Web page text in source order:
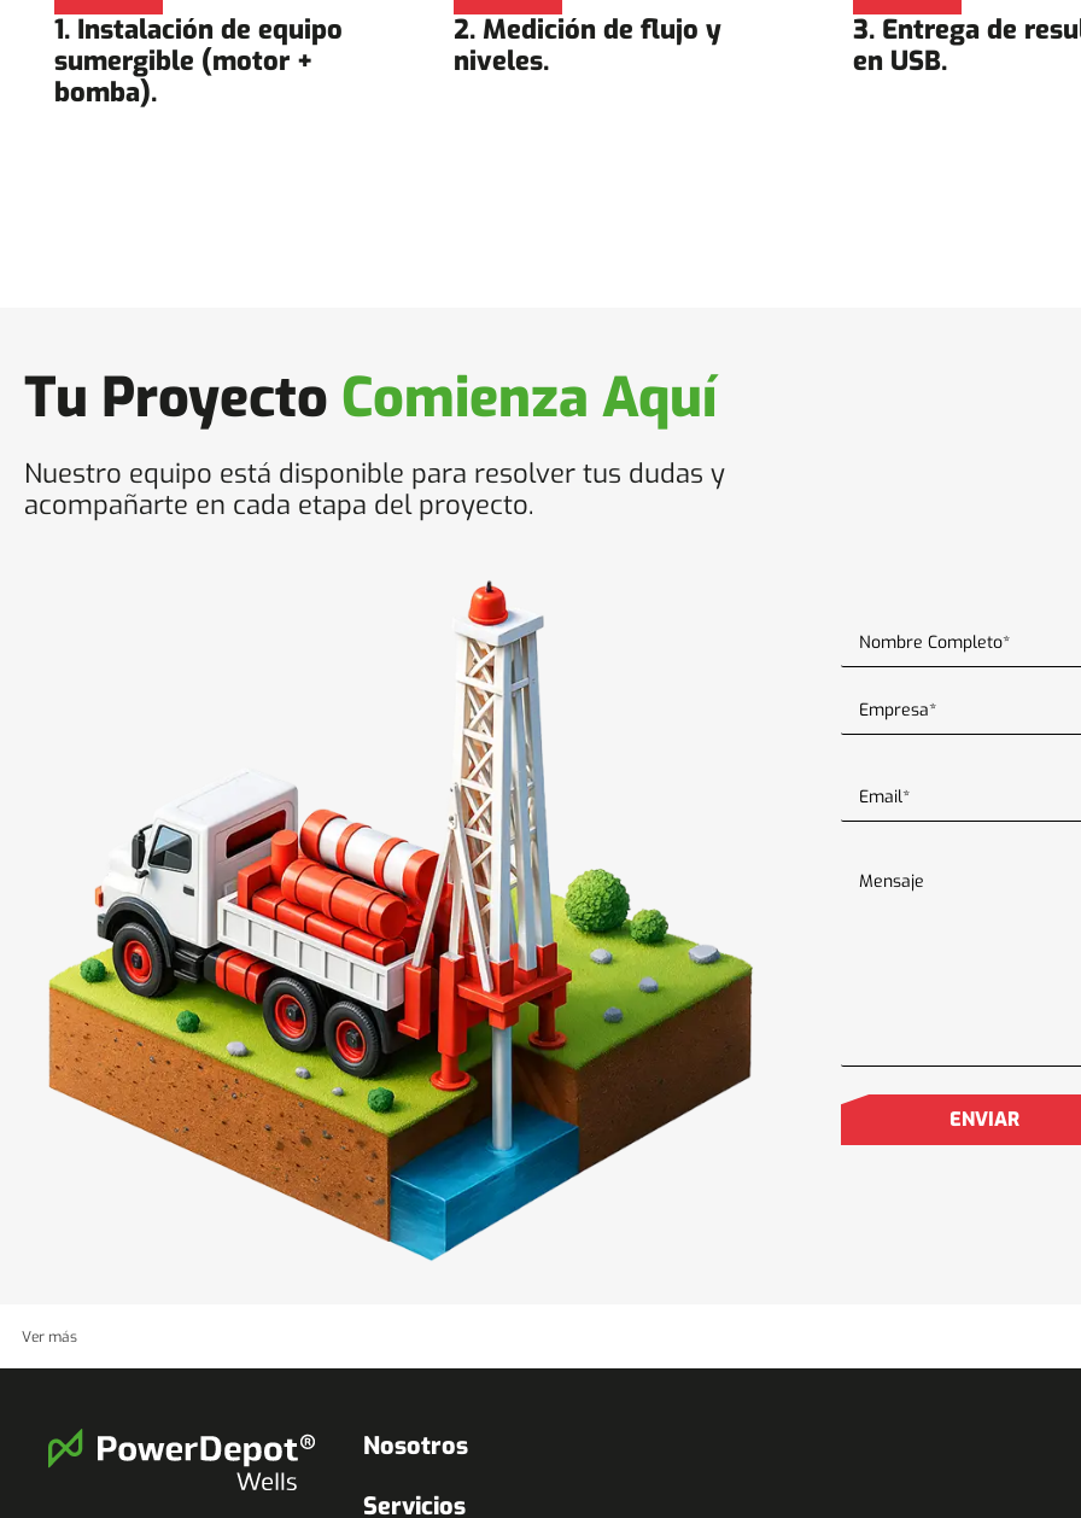
Ver más
aforo de bombeo
es un procedimiento técnico esencial para determinar la capacidad de producción de un pozo de
dinámico y el comportamiento del acuífero bajo condiciones reales de operación.
1. Instalación de equipo
sumergible (motor +
bomba).
2. Medición de flujo y
niveles.
3. Entrega de
en USB.
Tu Proyecto Comienza Aquí
Nuestro equipo está disponible para resolver tus dudas y
acompañarte en cada etapa del proyecto.
Nosotros
Servicios